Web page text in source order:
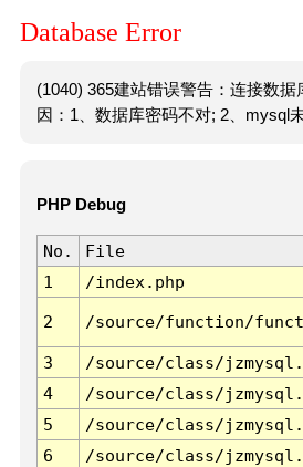
Database Error
(1040) 365建站错误警告：连接数据
因：1、数据库密码不对; 2、mysql未
PHP Debug
No. File
1
/index.php
2 /source/function/
3 /source/class/
4
/source/class/
5
/source/class/
6
/source/class/